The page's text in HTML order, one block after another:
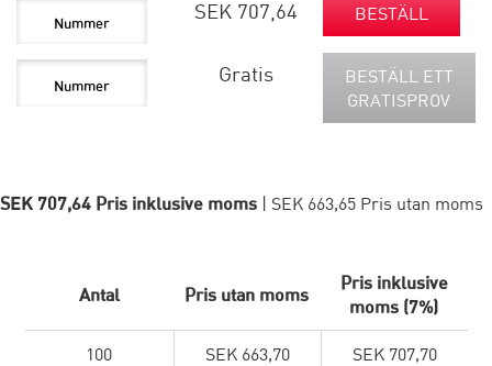
SEK 707,64 BESTÄLL
Gratis
BESTÄLL ETT
GRATISPROV
SEK 707,64 Pris inklusive moms | SEK 663,65 Pris utan moms
Antal Pris utan moms
Pris inklusive
moms (7%)
100 SEK 663,70 SEK 707,70